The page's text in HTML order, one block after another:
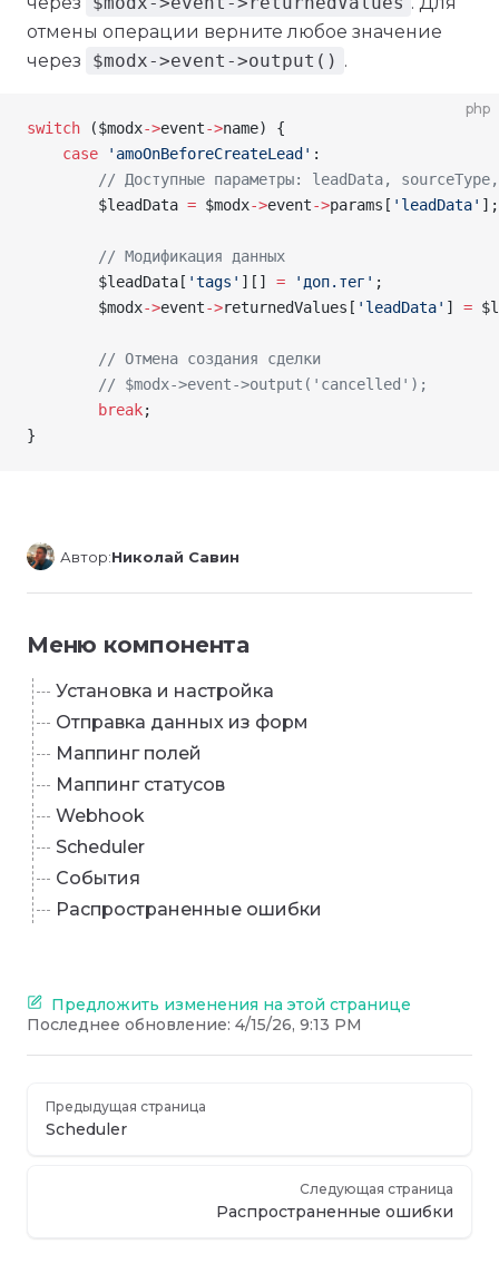
отмены операции верните любое значение
через
$modx->event->output() .
php
switch ($modx->event->name) {
    case
'amoOnBeforeCreateLead' :
// Доступные параметры: leadData,
        $leadData
= $modx->event->params [ 'leadData' ];
        // Модификация данных
        $leadData
[ 'tags' ][] = 'доп.тег' ;
        $modx
->event->returnedValues [ 'leadData' ] =
        // Отмена создания сделки
        // $modx->event->output('cancelled');
        break
;
}
Автор:Николай Савин
Меню компонента
Установка и настройка
Отправка данных из форм
Маппинг полей
Маппинг статусов
Webhook
Scheduler
События
Распространенные ошибки
Предложить изменения на этой странице
Последнее обновление: 4/15/26, 9:13 PM
Предыдущая страница
Scheduler
Следующая страница
Распространенные ошибки